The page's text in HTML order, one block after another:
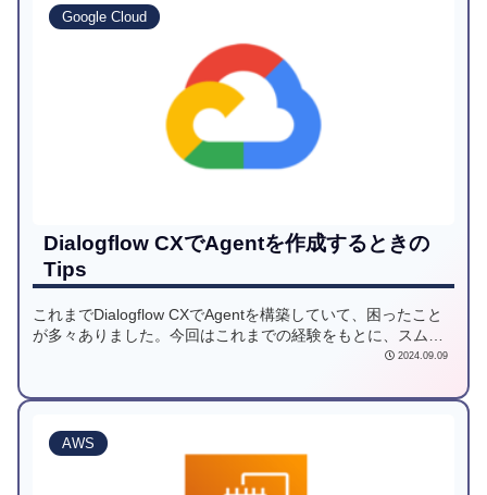
Google Cloud
Dialogflow CXでAgentを作成するときの
Tips
これまでDialogflow CXでAgentを構築していて、困ったこと
が多々ありました。今回はこれまでの経験をもとに、スムー
ズな開発と高品質なチャットボットの実現のために、いくつ
2024.09.09
AWS